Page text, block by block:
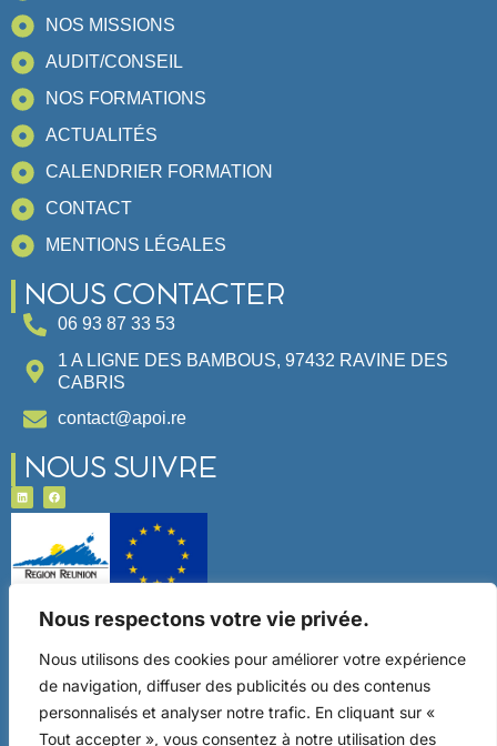
Nous respectons votre vie privée.
Nous utilisons des cookies pour améliorer votre expérience
de navigation, diffuser des publicités ou des contenus
personnalisés et analyser notre trafic. En cliquant sur «
Tout accepter », vous consentez à notre utilisation des
NOS MISSIONS
AUDIT/CONSEIL
NOS FORMATIONS
ACTUALITÉS
CALENDRIER FORMATION
CONTACT
MENTIONS LÉGALES
NOUS CONTACTER
06 93 87 33 53
1 A LIGNE DES BAMBOUS, 97432 RAVINE DES
CABRIS
contact@apoi.re
NOUS SUIVRE
Ce site a été financé par l’Union Européenne dans le
cadre du programme FEDER-FSE+ Réunion dont
l’Autorité de gestion est la Région Réunion. L’Europe
s’engage à La Réunion avec le fonds FEDER.